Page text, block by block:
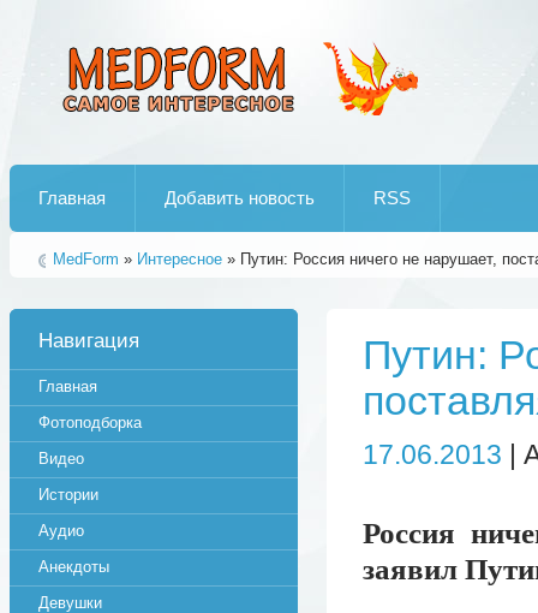
Главная Добавить новость RSS
MedForm » Интересное » Путин: Россия ничего не нарушает,
Путин:
17.06.2013 |
Россия
заявил
Навигация
Главная
Фотоподборка
Видео
Истории
Аудио
Анекдоты
Девушки